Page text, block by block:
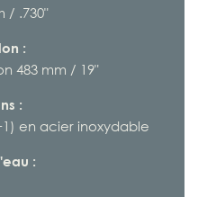
/ .730"
:
483 mm / 19"
:
en acier inoxydable
: